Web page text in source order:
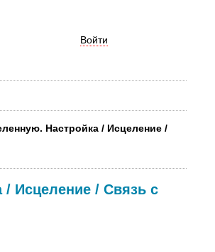
Войти
Настройка / Исцеление /
Исцеление / Связь с